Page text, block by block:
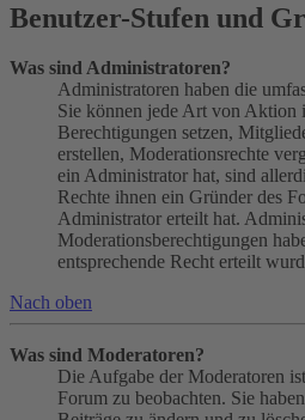
Benutzer-Stufen und
Was sind Administratoren?
Administratoren haben die
Sie können jede Art von Aktion
Berechtigungen setzen,
erstellen, Moderationsrechte
ein Administrator hat, sind
Rechte ihnen ein Gründer des
Administrator erteilt hat.
Moderationsberechtigungen
entsprechende Recht erteilt
Nach oben
Was sind Moderatoren?
Die Aufgabe der Moderatoren
Forum zu beobachten. Sie